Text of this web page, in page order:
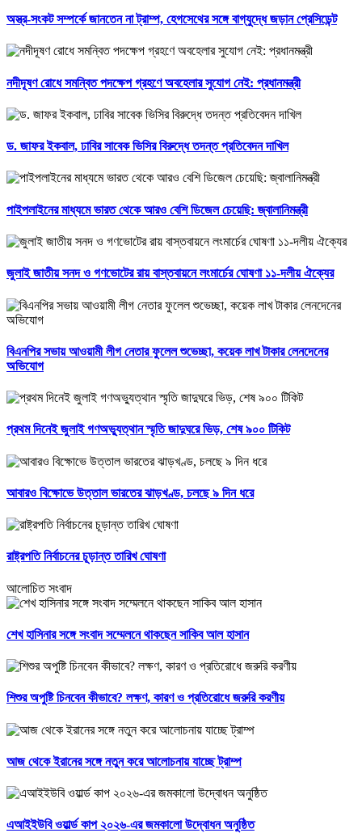
অস্ত্র-সংকট সম্পর্কে জানতেন না ট্রাম্প, হেগসেথের সঙ্গে বাগ্‌যুদ্ধে জড়ান প্রেসিডেন্ট
নদীদূষণ রোধে সমন্বিত পদক্ষেপ গ্রহণে অবহেলার সুযোগ নেই: প্রধানমন্ত্রী
ড. জাফর ইকবাল, ঢাবির সাবেক ভিসির বিরুদ্ধে তদন্ত প্রতিবেদন দাখিল
পাইপলাইনের মাধ্যমে ভারত থেকে আরও বেশি ডিজেল চেয়েছি: জ্বালানিমন্ত্রী
জুলাই জাতীয় সনদ ও গণভোটের রায় বাস্তবায়নে লংমার্চের ঘোষণা ১১-দলীয় ঐক্যের
বিএনপির সভায় আওয়ামী লীগ নেতার ফুলেল শুভেচ্ছা, কয়েক লাখ টাকার লেনদেনের
অভিযোগ
প্রথম দিনেই জুলাই গণঅভ্যুত্থান স্মৃতি জাদুঘরে ভিড়, শেষ ৯০০ টিকিট
আবারও বিক্ষোভে উত্তাল ভারতের ঝাড়খণ্ড, চলছে ৯ দিন ধরে
রাষ্ট্রপতি নির্বাচনের চূড়ান্ত তারিখ ঘোষণা
আলোচিত সংবাদ
শেখ হাসিনার সঙ্গে সংবাদ সম্মেলনে থাকছেন সাকিব আল হাসান
শিশুর অপুষ্টি চিনবেন কীভাবে? লক্ষণ, কারণ ও প্রতিরোধে জরুরি করণীয়
আজ থেকে ইরানের সঙ্গে নতুন করে আলোচনায় যাচ্ছে ট্রাম্প
এআইইউবি ওয়ার্ল্ড কাপ ২০২৬-এর জমকালো উদ্বোধন অনুষ্ঠিত